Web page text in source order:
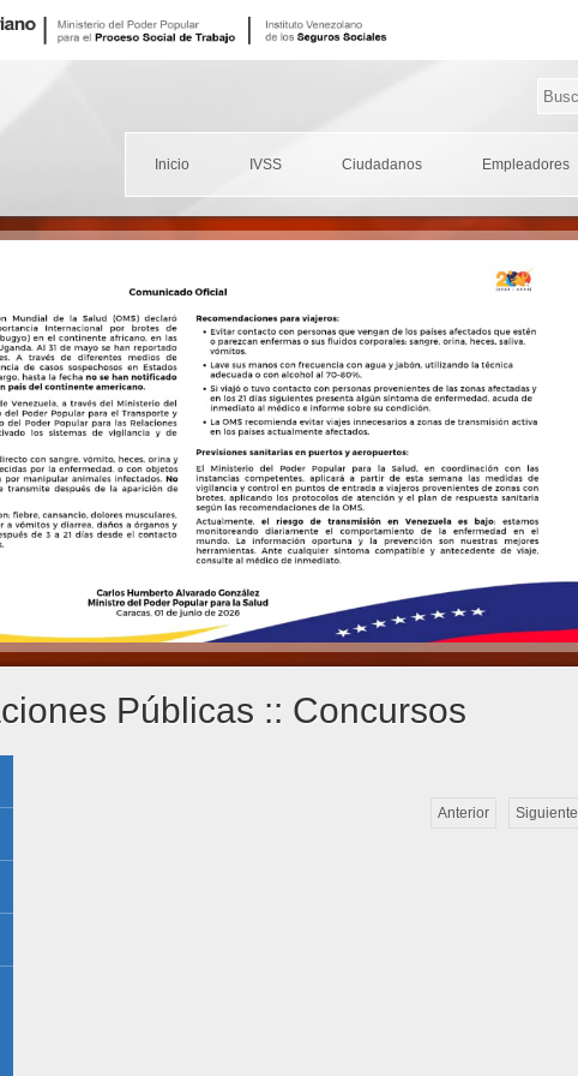
Públicas :: Concursos
Anterior Siguiente
Inicio IVSS Ciudadanos Empleadores